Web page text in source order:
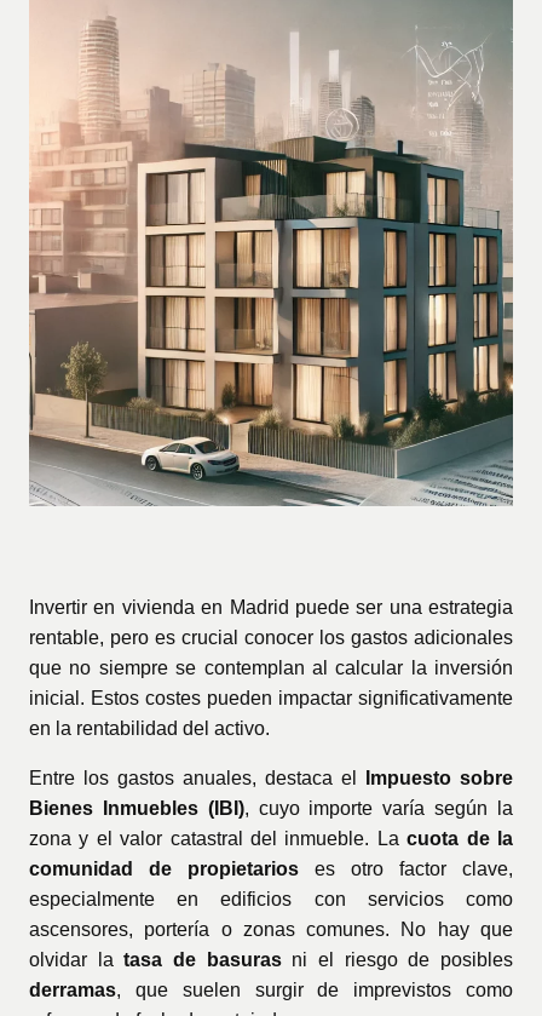
Invertir en vivienda en Madrid puede ser una estrategia
rentable, pero es crucial conocer los gastos adicionales
que no siempre se contemplan al calcular la inversión
inicial. Estos costes pueden impactar significativamente
en la rentabilidad del activo.
Entre los gastos anuales, destaca el
Impuesto sobre
Bienes Inmuebles (IBI), cuyo importe varía según la
zona y el valor catastral del inmueble. Lacuota de la
comunidad de propietarios es otro factor clave,
especialmente en edificios con servicios como
ascensores, portería o zonas comunes. No hay que
olvidar latasa de basurasni el riesgo de posibles
derramas, que suelen surgir de imprevistos como